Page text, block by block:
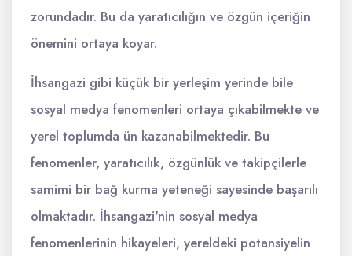
zorundadır. Bu da yaratıcılığın ve özgün içeriğin
önemini ortaya koyar.
İhsangazi gibi küçük bir yerleşim yerinde bile
sosyal medya fenomenleri ortaya çıkabilmekte ve
yerel toplumda ün kazanabilmektedir. Bu
fenomenler, yaratıcılık, özgünlük ve takipçilerle
samimi bir bağ kurma yeteneği sayesinde başarılı
olmaktadır. İhsangazi'nin sosyal medya
fenomenlerinin hikayeleri, yereldeki potansiyelin